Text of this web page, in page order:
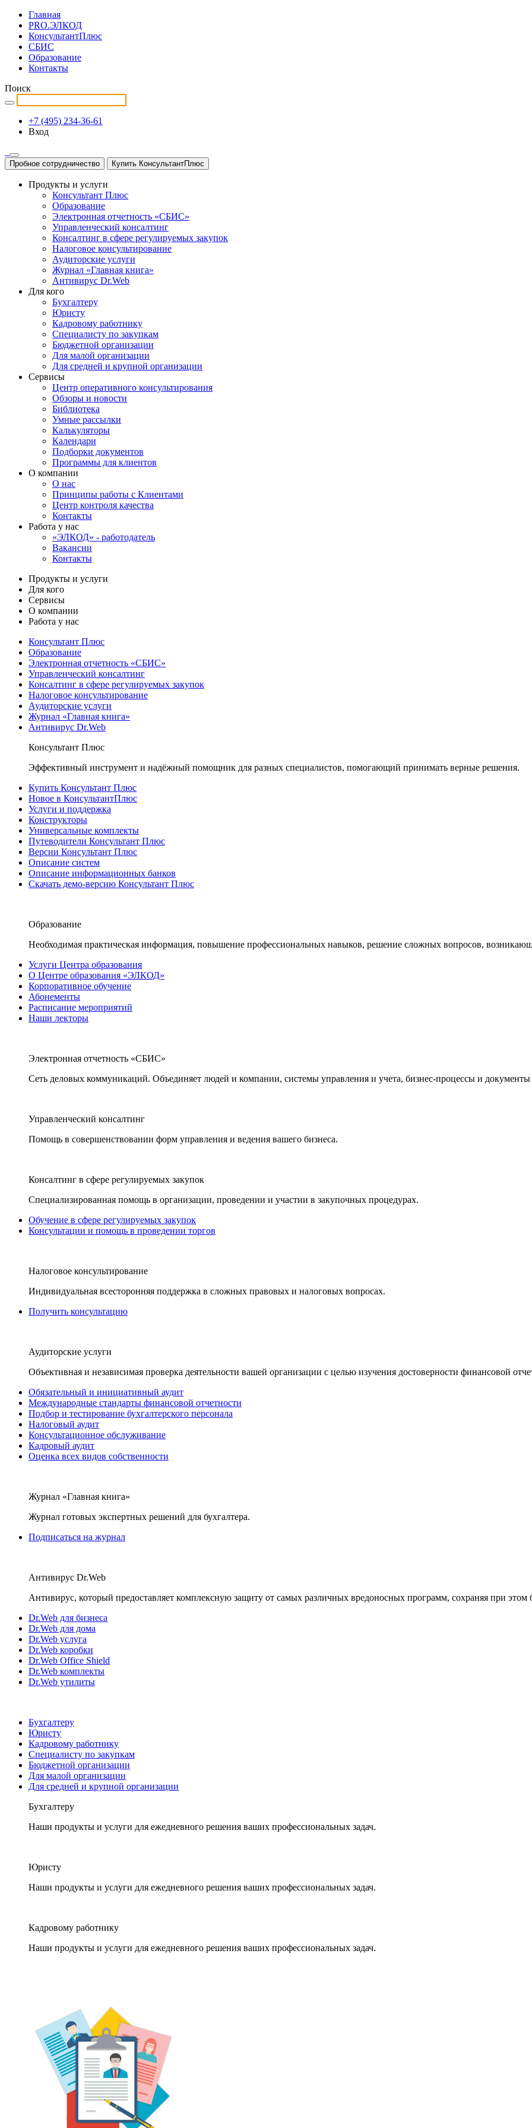
Главная
PRO.ЭЛКОД
КонсультантПлюс
СБИС
Образование
Контакты
Поиск
+7 (495) 234-36-61
Вход
Пробное сотрудничество Купить КонсультантПлюс
Продукты и услуги
Консультант Плюс
Образование
Электронная отчетность «СБИС»
Управленческий консалтинг
Консалтинг в сфере регулируемых закупок
Налоговое консультирование
Аудиторские услуги
Журнал «Главная книга»
Антивирус Dr.Web
Для кого
Бухгалтеру
Юристу
Кадровому работнику
Специалисту по закупкам
Бюджетной организации
Для малой организации
Для средней и крупной организации
Сервисы
Центр оперативного консультирования
Обзоры и новости
Библиотека
Умные рассылки
Калькуляторы
Календари
Подборки документов
Программы для клиентов
О компании
О нас
Принципы работы с Клиентами
Центр контроля качества
Контакты
Работа у нас
«ЭЛКОД» - работодатель
Вакансии
Контакты
Продукты и услуги
Для кого
Сервисы
О компании
Работа у нас
Консультант Плюс
Образование
Электронная отчетность «СБИС»
Управленческий консалтинг
Консалтинг в сфере регулируемых закупок
Налоговое консультирование
Аудиторские услуги
Журнал «Главная книга»
Антивирус Dr.Web
Консультант Плюс
Эффективный инструмент и надёжный помощник для разных специалистов, помогающий принимать верные решения.
Купить Консультант Плюс
Новое в КонсультантПлюс
Услуги и поддержка
Конструкторы
Универсальные комплекты
Путеводители Консультант Плюс
Версии Консультант Плюс
Описание систем
Описание информационных банков
Скачать демо-версию Консультант Плюс
Образование
Необходимая практическая информация, повышение профессиональных навыков, решение сложных вопросов,
Услуги Центра образования
О Центре образования «ЭЛКОД»
Корпоративное обучение
Абонементы
Расписание мероприятий
Наши лекторы
Электронная отчетность «СБИС»
Сеть деловых коммуникаций. Объединяет людей и компании, системы управления и учета, бизнес-процессы и документы
Управленческий консалтинг
Помощь в совершенствовании форм управления и ведения вашего бизнеса.
Консалтинг в сфере регулируемых закупок
Специализированная помощь в организации, проведении и участии в закупочных процедурах.
Обучение в сфере регулируемых закупок
Консультации и помощь в проведении торгов
Налоговое консультирование
Индивидуальная всесторонняя поддержка в сложных правовых и налоговых вопросах.
Получить консультацию
Аудиторские услуги
Объективная и независимая проверка деятельности вашей организации с целью изучения достоверности финансовой
Обязательный и инициативный аудит
Международные стандарты финансовой отчетности
Подбор и тестирование бухгалтерского персонала
Налоговый аудит
Консультационное обслуживание
Кадровый аудит
Оценка всех видов собственности
Журнал «Главная книга»
Журнал готовых экспертных решений для бухгалтера.
Подписаться на журнал
Антивирус Dr.Web
Антивирус, который предоставляет комплексную защиту от самых различных вредоносных программ, сохраняя при этом
Dr.Web для бизнеса
Dr.Web для дома
Dr.Web услуга
Dr.Web коробки
Dr.Web Office Shield
Dr.Web комплекты
Dr.Web утилиты
Бухгалтеру
Юристу
Кадровому работнику
Специалисту по закупкам
Бюджетной организации
Для малой организации
Для средней и крупной организации
Бухгалтеру
Наши продукты и услуги для ежедневного решения ваших профессиональных задач.
Юристу
Наши продукты и услуги для ежедневного решения ваших профессиональных задач.
Кадровому работнику
Наши продукты и услуги для ежедневного решения ваших профессиональных задач.